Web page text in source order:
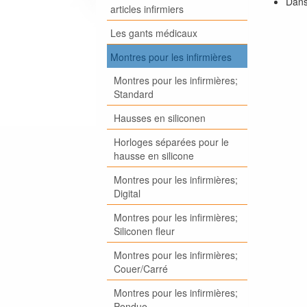
articles infirmiers
Les gants médicaux
Montres pour les infirmières
Montres pour les infirmières;
Standard
Hausses en siliconen
Horloges séparées pour le
hausse en silicone
Montres pour les infirmières;
Digital
Montres pour les infirmières;
Siliconen fleur
Montres pour les infirmières;
Couer/Carré
Montres pour les infirmières;